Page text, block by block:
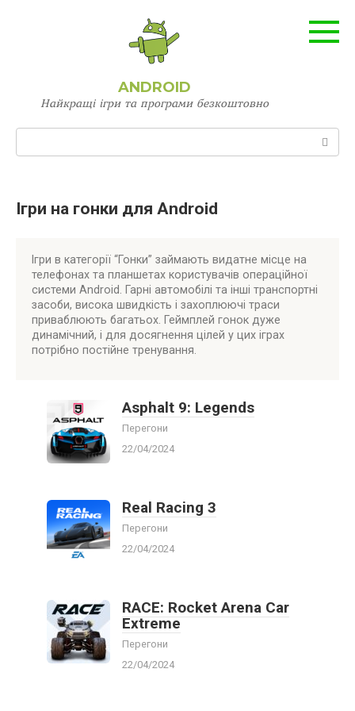
ANDROID
Найкращі ігри та програми безкоштовно
Пошук:
Ігри на гонки для Android
Ігри в категорії “Гонки” займають видатне місце на
телефонах та планшетах користувачів операційної
системи Android. Гарні автомобілі та інші транспортні
засоби, висока швидкість і захоплюючі траси
приваблюють багатьох. Геймплей гонок дуже
динамічний, і для досягнення цілей у цих іграх
потрібно постійне тренування.
Asphalt 9: Legends
Перегони
22/04/2024
Real Racing 3
Перегони
22/04/2024
RACE: Rocket Arena Car
Extreme
Перегони
22/04/2024